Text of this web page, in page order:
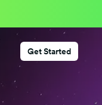
Get Started